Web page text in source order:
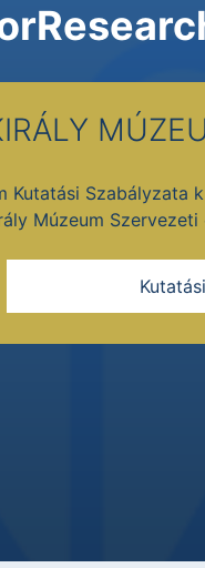
Kutatási Szabályzata
Múzeum